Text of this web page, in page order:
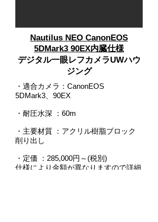
Nautilus NEO CanonEOS
5DMark3 90EX内臓仕様
デジタル一眼レフカメラUWハウ
ジング
・適合カメラ：CanonEOS
5DMark3、90EX
・耐圧水深 ： 60m
・主要材質 ：アクリル樹脂ブロック
削り出し
・定価 ：285,000円～(税別)
仕様により金額が異なりますので詳細